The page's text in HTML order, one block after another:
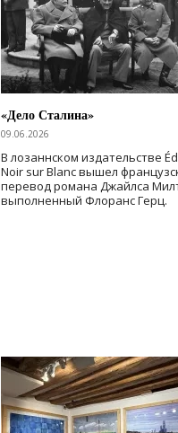
«Дело Сталина»
09.06.2026
В лозаннском издательстве
Noir sur Blanc вышел
перевод романа Джайлса
выполненный Флоранс Герц.